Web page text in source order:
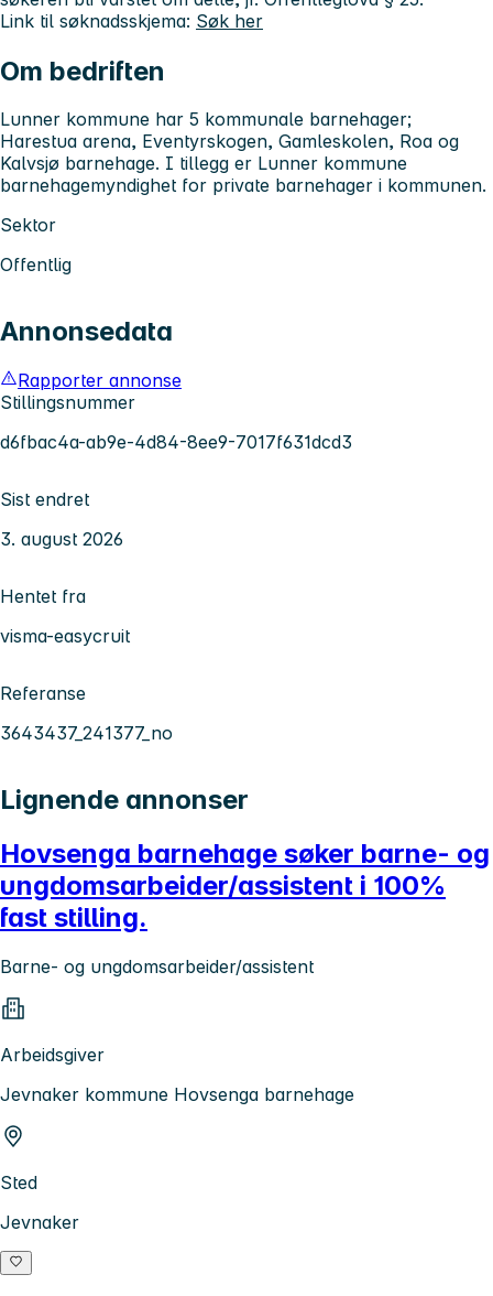
Link til søknadsskjema: Søk her
Om bedriften
Lunner kommune har 5 kommunale barnehager;
Harestua arena, Eventyrskogen, Gamleskolen, Roa og
Kalvsjø barnehage. I tillegg er Lunner kommune
barnehagemyndighet for private barnehager i kommunen.
Sektor
Offentlig
Annonsedata
Rapporter annonse
Stillingsnummer
d6fbac4a-ab9e-4d84-8ee9-7017f631dcd3
Sist endret
3. august 2026
Hentet fra
visma-easycruit
Referanse
3643437_241377_no
Lignende annonser
Hovsenga barnehage søker barne- og
ungdomsarbeider/assistent i 100%
fast stilling.
Barne- og ungdomsarbeider/assistent
Arbeidsgiver
Jevnaker kommune Hovsenga barnehage
Sted
Jevnaker